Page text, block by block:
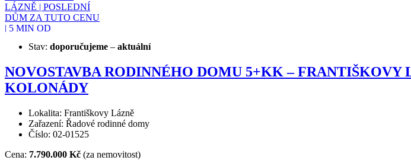
Stav: doporučujeme – aktuální
NOVOSTAVBA RODINNÉHO DOMU 5+KK –
KOLONÁDY
Lokalita: Františkovy Lázně
Zařazení: Řadové rodinné domy
Číslo: 02-01525
Cena: 7.790.000 Kč (za nemovitost)